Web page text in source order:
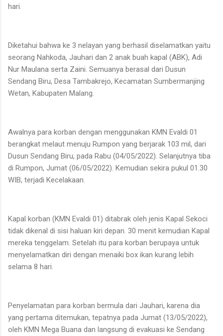
hari.
Diketahui bahwa ke 3 nelayan yang berhasil diselamatkan yaitu
seorang Nahkoda, Jauhari dan 2 anak buah kapal (ABK), Adi
Nur Maulana serta Zaini. Semuanya berasal dari Dusun
Sendang Biru, Desa Tambakrejo, Kecamatan Sumbermanjing
Wetan, Kabupaten Malang.
Awalnya para korban dengan menggunakan KMN Evaldi 01
berangkat melaut menuju Rumpon yang berjarak 103 mil, dari
Dusun Sendang Biru, pada Rabu (04/05/2022). Selanjutnya tiba
di Rumpon, Jumat (06/05/2022). Kemudian sekira pukul 01.30
WIB, terjadi Kecelakaan.
Kapal korban (KMN Evaldi 01) ditabrak oleh jenis Kapal Sekoci
tidak dikenal di sisi haluan kiri depan. 30 menit kemudian Kapal
mereka tenggelam. Setelah itu para korban berupaya untuk
menyelamatkan diri dengan menaiki box ikan kurang lebih
selama 8 hari.
Penyelamatan para korban bermula dari Jauhari, karena dia
yang pertama ditemukan, tepatnya pada Jumat (13/05/2022),
oleh KMN Mega Buana dan langsung di evakuasi ke Sendang